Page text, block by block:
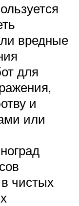
вредные
для
и
или
чистых